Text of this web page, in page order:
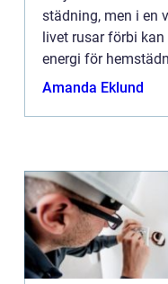
städning, men i en
livet rusar förbi
energi för
...
Amanda Eklund